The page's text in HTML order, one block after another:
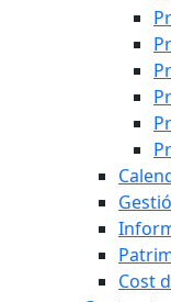
Cost